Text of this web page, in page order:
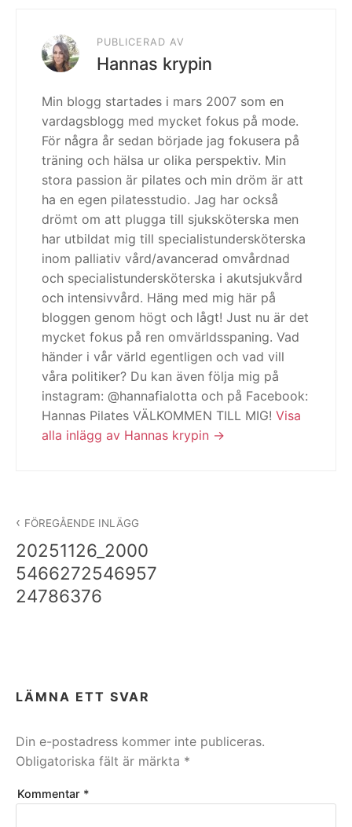
PUBLICERAD AV
Hannas krypin
Min blogg startades i mars 2007 som en
vardagsblogg med mycket fokus på mode.
För några år sedan började jag fokusera på
träning och hälsa ur olika perspektiv. Min
stora passion är pilates och min dröm är att
ha en egen pilatesstudio. Jag har också
drömt om att plugga till sjuksköterska men
har utbildat mig till specialistundersköterska
inom palliativ vård/avancerad omvårdnad
och specialistundersköterska i akutsjukvård
och intensivvård. Häng med mig här på
bloggen genom högt och lågt! Just nu är det
mycket fokus på ren omvärldsspaning. Vad
händer i vår värld egentligen och vad vill
våra politiker? Du kan även följa mig på
instagram: @hannafialotta och på Facebook:
Hannas Pilates VÄLKOMMEN TILL MIG! Visa
alla inlägg av Hannas krypin
FÖREGÅENDE INLÄGG
20251126_2000
5466272546957
24786376
LÄMNA ETT SVAR
Din e-postadress kommer inte publiceras.
Obligatoriska fält är märkta *
Kommentar *